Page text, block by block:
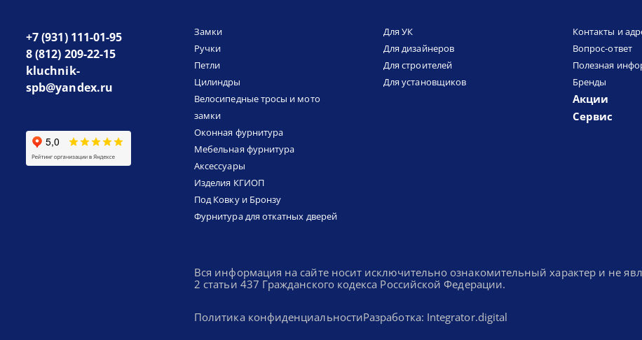
+7 (931) 111-01-95
8 (812) 209-22-15
kluchnik-
spb@yandex.ru
Замки
Ручки
Петли
Цилиндры
Велосипедные тросы и мото
замки
Оконная фурнитура
Мебельная фурнитура
Аксессуары
Изделия КГИОП
Под Ковку и Бронзу
Фурнитура для откатных дверей
Для УК
Для дизайнеров
Для строителей
Для установщиков
Контакты и
Вопрос-ответ
Полезная
Бренды
Акции
Сервис
Вся информация на сайте носит исключительно ознакомительный характер и не
2 статьи 437 Гражданского кодекса Российской Федерации.
Политика конфиденциальностиРазработка: Integrator.digital